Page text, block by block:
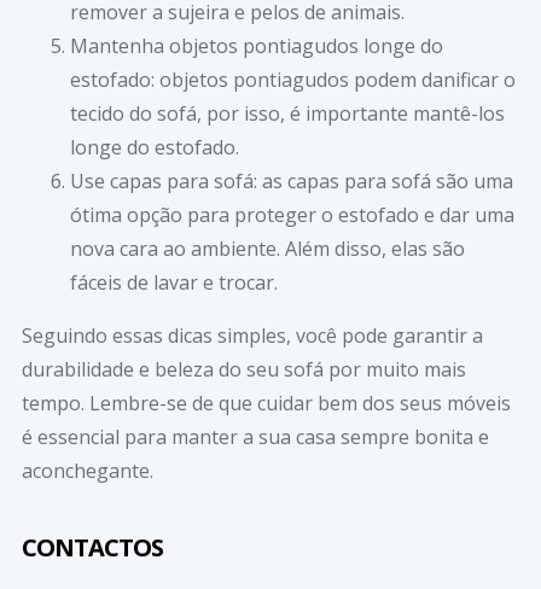
remover a sujeira e pelos de animais.
Mantenha objetos pontiagudos longe do
estofado: objetos pontiagudos podem danificar o
tecido do sofá, por isso, é importante mantê-los
longe do estofado.
Use capas para sofá: as capas para sofá são uma
ótima opção para protegero estofado e dar uma
nova cara ao ambiente. Além disso, elas são
fáceis de lavar e trocar.
Seguindo essas dicas simples, você pode garantir a
durabilidade e beleza do seu sofá por muito mais
tempo. Lembre-se de que cuidar bem dos seus móveis
é essencial para manter a sua casa sempre bonita e
aconchegante.
CONTACTOS